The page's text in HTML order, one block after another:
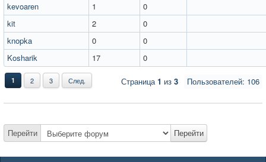
kevoaren
1
0
kit
2
0
knopka
0
0
Kosharik
17 0
Пользователей: 106
1 2 3 След. Страница1 из 3
Перейти Перейти